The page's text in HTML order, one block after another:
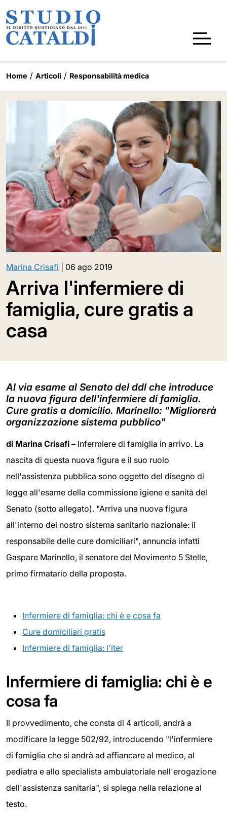
Home Articoli Responsabilità medica
Marina Crisafi 06 ago 2019
Arriva l'infermiere di
famiglia, cure gratis a
casa
Al via esame al Senato del ddl che introduce
la nuova figura dell'infermiere di famiglia.
Cure gratis a domicilio. Marinello: "Migliorerà
organizzazione sistema pubblico"
di Marina Crisafi – Infermiere di famiglia in arrivo. La
nascita di questa nuova figura e il suo ruolo
nell'assistenza pubblica sono oggetto del disegno di
legge all'esame della commissione igiene e sanità del
Senato (sotto allegato). "Arriva una nuova figura
all'interno del nostro sistema sanitario nazionale: il
responsabile delle cure domiciliari", annuncia infatti
Gaspare Marinello, il senatore del Movimento 5 Stelle,
primo firmatario della proposta.
Infermiere di famiglia: chi è e cosa fa
Cure domiciliari gratis
Infermiere di famiglia: l'iter
Infermiere di famiglia: chi è e
cosa fa
Il provvedimento, che consta di 4 articoli, andrà a
modificare la legge 502/92, introducendo "l'infermiere
di famiglia che si andrà ad affiancare al medico, al
pediatra e allo specialista ambulatoriale nell'erogazione
dell'assistenza sanitaria", si spiega nella relazione al
testo.